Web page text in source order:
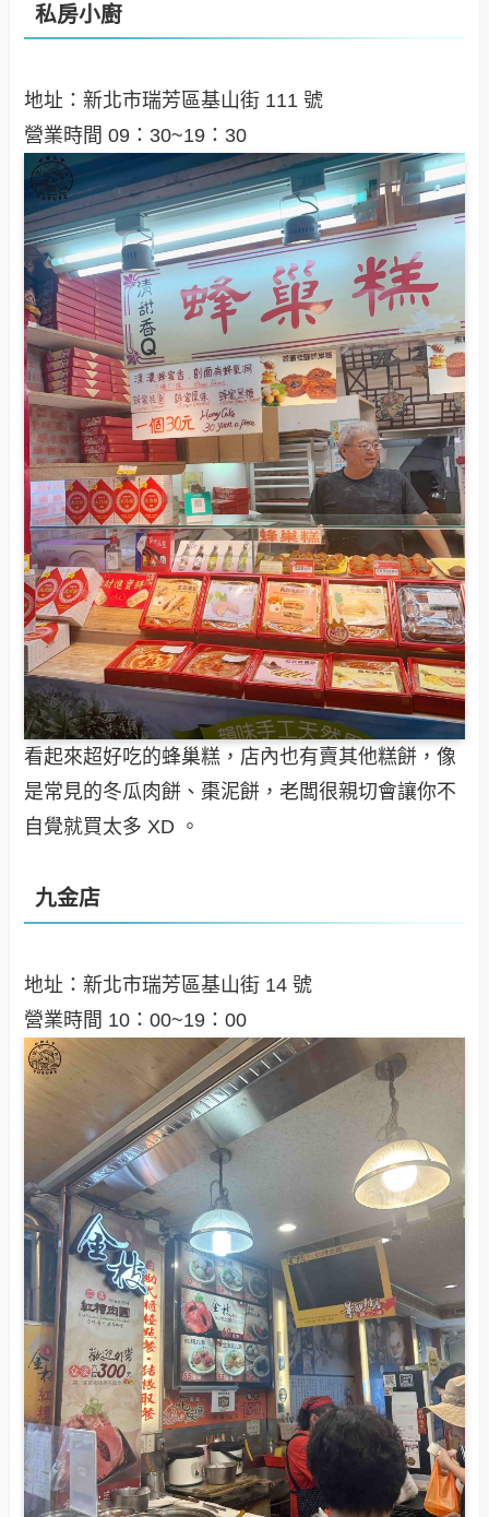
私房小廚
地址：新北市瑞芳區基山街 111 號
營業時間 09：30~19：30
看起來超好吃的蜂巢糕，店內也有賣其他糕餅，像
是常見的冬瓜肉餅、棗泥餅，老闆很親切會讓你不
自覺就買太多 XD 。
九金店
地址：新北市瑞芳區基山街 14 號
營業時間 10：00~19：00